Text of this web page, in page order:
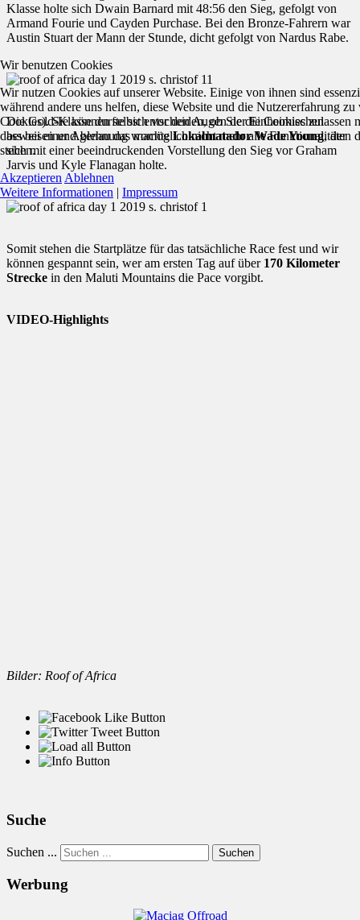
Klasse holte sich Dwain Barnard mit 48:56 den Sieg, gefolgt von
Armand Fourie und Cayden Purchase. Bei den Bronze-Fahrern war
Austin Stuart der Mann der Stunde, dicht gefolgt von Nardus Rabe.
Die Gold-Klasse durfte sich vor den Augen der Einheimischen
beweisen und genau das machteLokalmatador Wade Young, der
sich mit einer beeindruckenden Vorstellung den Sieg vor Graham
Jarvis und Kyle Flanagan holte.
Somit stehen die Startplätze für das tatsächliche Race fest und wir
können gespannt sein, wer am ersten Tag auf über 170 Kilometer
Strecke in den Maluti Mountains die Pace vorgibt.
VIDEO-Highlights
Bilder: Roof of Africa
Suche
Suchen ... Suchen
Werbung
Wir benutzen Cookies
Wir nutzen Cookies auf unserer Website. Einige von ihnen sind
während andere uns helfen, diese Website und die Nutzererfahrung zu
Cookies). Sie können selbst entscheiden, ob Sie die Cookies zulassen
dass bei einer Ablehnung womöglich nicht mehr alle Funktionalitäten
stehen.
Akzeptieren Ablehnen
Weitere Informationen | Impressum